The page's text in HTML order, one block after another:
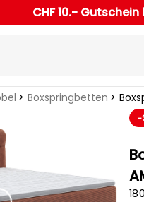
CHF 10.-
Boxspringbetten
-